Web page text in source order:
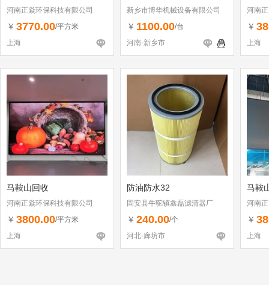
河南正焱环保科技有限公司
￥ 3770.00/平方米
上海
新乡市博华机械设备有限公司
￥ 1100.00/台
河南-新乡市
河南
￥
上海
马鞍山回收
河南正焱环保科技有限公司
￥ 3800.00/平方米
上海
防油防水32
固安县牛驼镇鑫磊滤清器厂
￥ 240.00/个
河北-廊坊市
马鞍
河南
￥
上海